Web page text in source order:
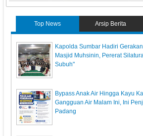
Top News Arsip Berita
Kapolda Sumbar Hadiri
Masjid Muhsinin, Pererat
Subuh"
Bypass Anak Air Hingga Kayu
Gangguan Air Malam Ini, Ini
Padang